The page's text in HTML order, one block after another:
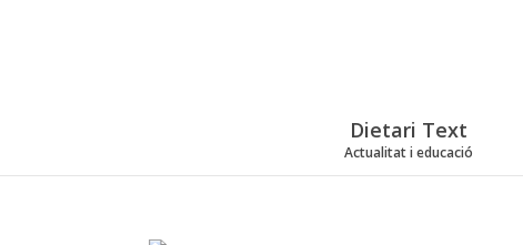
Dietari Text
Actualitat i educació